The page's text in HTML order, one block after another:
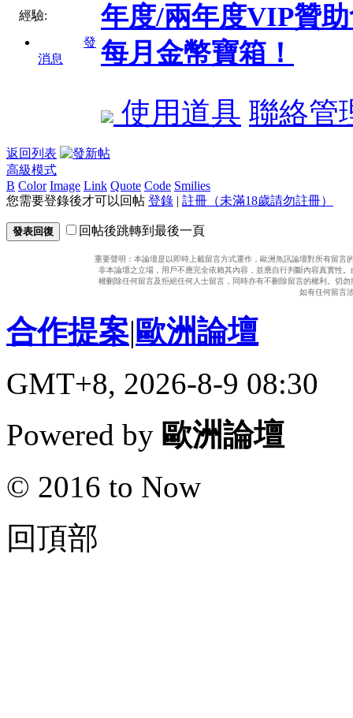
經驗:
發
消息
年度/兩年度VIP贊
每月金幣寶箱！
使用道具 聯絡管
返回列表
高級模式
B Color Image Link Quote Code Smilies
您需要登錄後才可以回帖 登錄 | 註冊（未滿18歲請勿註冊）
發表回復 回帖後跳轉到最後一頁
重要聲明：本論壇是以即時上載留言方式運作，歐洲魚訊論壇對所有留
非本論壇之立場，用戶不應完全依賴其內容，並應自行判斷內容真實性
權刪除任何留言及拒絕任何人士留言，同時亦有不刪除留言的權利。切
如有任何留言
合作提案|歐洲論壇
GMT+8, 2026-8-9 08:30
Powered by 歐洲論壇
© 2016 to Now
回頂部